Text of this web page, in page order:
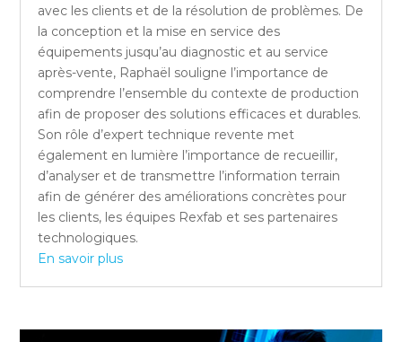
avec les clients et de la résolution de problèmes. De
la conception et la mise en service des
équipements jusqu’au diagnostic et au service
après-vente, Raphaël souligne l’importance de
comprendre l’ensemble du contexte de production
afin de proposer des solutions efficaces et durables.
Son rôle d’expert technique revente met
également en lumière l’importance de recueillir,
d’analyser et de transmettre l’information terrain
afin de générer des améliorations concrètes pour
les clients, les équipes Rexfab et ses partenaires
technologiques.
En savoir plus